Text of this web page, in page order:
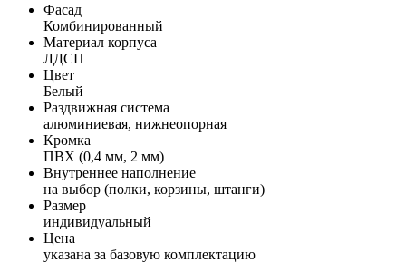
Фасад
Комбинированный
Материал корпуса
ЛДСП
Цвет
Белый
Раздвижная система
алюминиевая, нижнеопорная
Кромка
ПВХ (0,4 мм, 2 мм)
Внутреннее наполнение
на выбор (полки, корзины, штанги)
Размер
индивидуальный
Цена
указана за базовую комплектацию